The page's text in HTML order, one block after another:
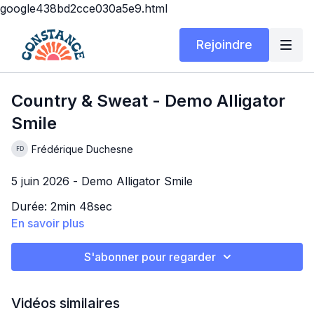
google438bd2cce030a5e9.html
Rejoindre
Country & Sweat - Demo Alligator
Smile
Frédérique Duchesne
5 juin 2026 - Demo Alligator Smile
Durée: 2min 48sec
Niveau: Premier pas (Niv.1)
Chanson: Can't Keep Up de Brett Eldredge
En savoir plus
S'abonner pour regarder
Vidéos similaires